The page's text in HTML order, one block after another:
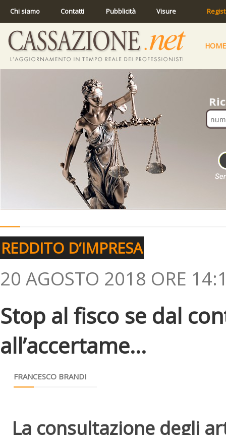
Chi siamo Contatti Pubblicità Visure
HOME
REDDITO D’IMPRESA
20 AGOSTO 2018 ORE
Stop al fisco se dal
all’accertame...
FRANCESCO BRANDI
La consultazione degli